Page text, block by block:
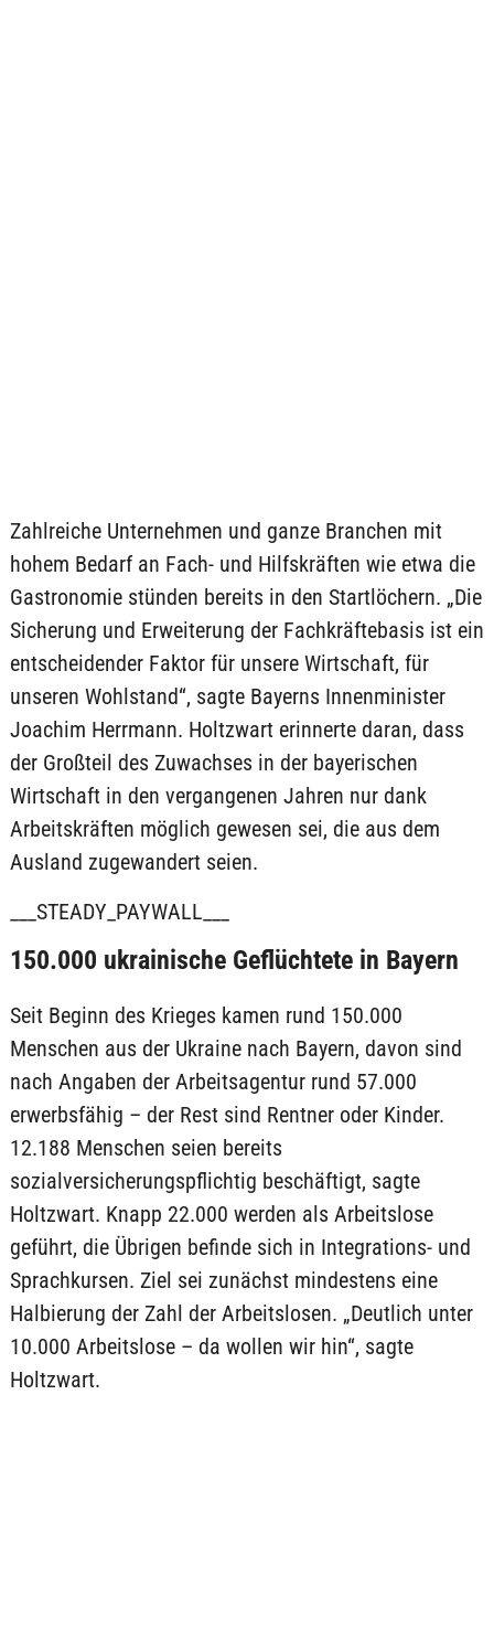
Zahlreiche Unternehmen und ganze Branchen mit
hohem Bedarf an Fach- und Hilfskräften wie etwa die
Gastronomie stünden bereits in den Startlöchern. „Die
Sicherung und Erweiterung der Fachkräftebasis ist ein
entscheidender Faktor für unsere Wirtschaft, für
unseren Wohlstand“, sagte Bayerns Innenminister
Joachim Herrmann. Holtzwart erinnerte daran, dass
der Großteil des Zuwachses in der bayerischen
Wirtschaft in den vergangenen Jahren nur dank
Arbeitskräften möglich gewesen sei, die aus dem
Ausland zugewandert seien.
___STEADY_PAYWALL___
150.000 ukrainische Geflüchtete in Bayern
Seit Beginn des Krieges kamen rund 150.000
Menschen aus der Ukraine nach Bayern, davon sind
nach Angaben der Arbeitsagentur rund 57.000
erwerbsfähig – der Rest sind Rentner oder Kinder.
12.188 Menschen seien bereits
sozialversicherungspflichtig beschäftigt, sagte
Holtzwart. Knapp 22.000 werden als Arbeitslose
geführt, die Übrigen befinde sich in Integrations- und
Sprachkursen. Ziel sei zunächst mindestens eine
Halbierung der Zahl der Arbeitslosen. „Deutlich unter
10.000 Arbeitslose – da wollen wir hin“, sagte
Holtzwart.